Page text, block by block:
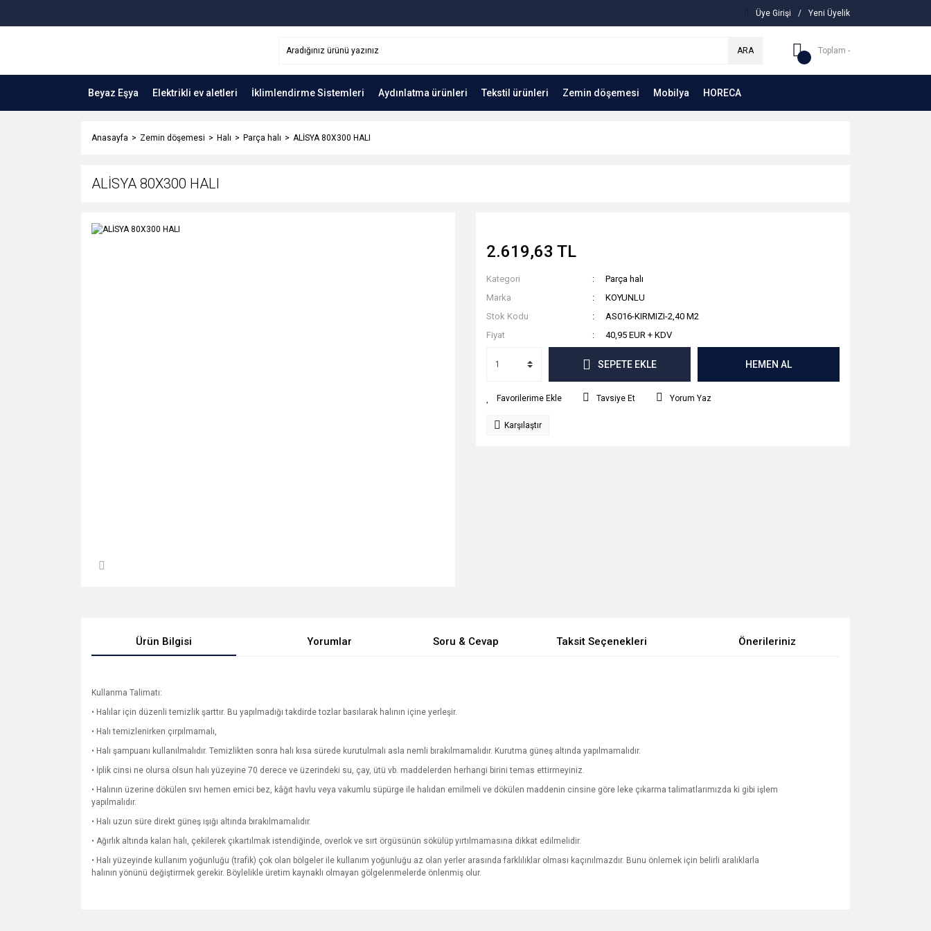
Üye Girişi / Yeni Üyelik
ARA Toplam -
Beyaz Eşya Elektrikli ev aletleri İklimlendirme Sistemleri Aydınlatma ürünleri Tekstil ürünleri Zemin döşemesi Mobilya HORECA
Anasayfa Zemin döşemesi Halı Parça halı ALİSYA 80X300 HALI
ALİSYA 80X300 HALI
2.619,63 TL
Kategori
Parça halı
Marka
KOYUNLU
Stok Kodu
AS016-KIRMIZI-2,40 M2
Fiyat
40,95 EUR + KDV
SEPETE EKLE HEMEN AL
Tavsiye Et Yorum Yaz
Karşılaştır
Ürün Bilgisi Yorumlar Soru & Cevap Taksit Seçenekleri Önerileriniz
Kullanma Talimatı:
• Halılar için düzenli temizlik şarttır. Bu yapılmadığı takdirde tozlar basılarak halının içine yerleşir.
• Halı temizlenirken çırpılmamalı,
• Halı şampuanı kullanılmalıdır. Temizlikten sonra halı kısa sürede kurutulmalı asla nemli bırakılmamalıdır. Kurutma güneş altında yapılmamalıdır.
• İplik cinsi ne olursa olsun halı yüzeyine 70 derece ve üzerindeki su, çay, ütü vb. maddelerden herhangi birini temas ettirmeyiniz.
• Halının üzerine dökülen sıvı hemen emici bez, kâğıt havlu veya vakumlu süpürge ile halıdan emilmeli ve dökülen maddenin cinsine göre leke çıkarma talimatlarımızda ki gibi işlem
yapılmalıdır.
• Halı uzun süre direkt güneş ışığı altında bırakılmamalıdır.
• Ağırlık altında kalan halı, çekilerek çıkartılmak istendiğinde, overlok ve sırt örgüsünün sökülüp yırtılmamasına dikkat edilmelidir.
• Halı yüzeyinde kullanım yoğunluğu (trafik) çok olan bölgeler ile kullanım yoğunluğu az olan yerler arasında farklılıklar olması kaçınılmazdır. Bunu önlemek için belirli aralıklarla
halının yönünü değiştirmek gerekir. Böylelikle üretim kaynaklı olmayan gölgelenmelerde önlenmiş olur.